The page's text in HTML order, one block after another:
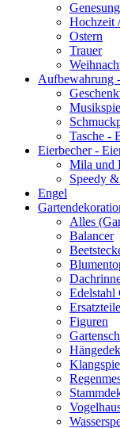
Hochzeit
Ostern
Trauer
Aufbewahrung
Tasche -
Eierbecher -
Mila und
Speedy
Engel
Alles
Balancer
Edelstahl
Figuren